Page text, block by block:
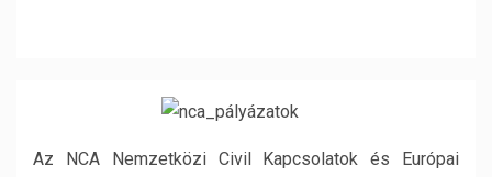
Az NCA Nemzetközi Civil Kapcsolatok és Európai